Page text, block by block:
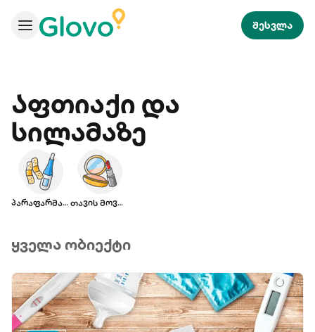
შესვლა
Აფთიაქი და
სილამაზე
პარაფარმაცია თავის მოვლა
ყველა ობიექტი